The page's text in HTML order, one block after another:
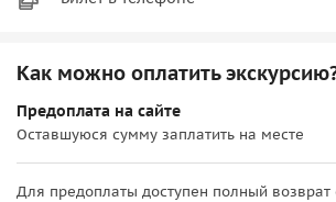
Как можно оплатить
Предоплата на сайте
Оставшуюся сумму заплатить на месте
Для предоплаты доступен полный возврат